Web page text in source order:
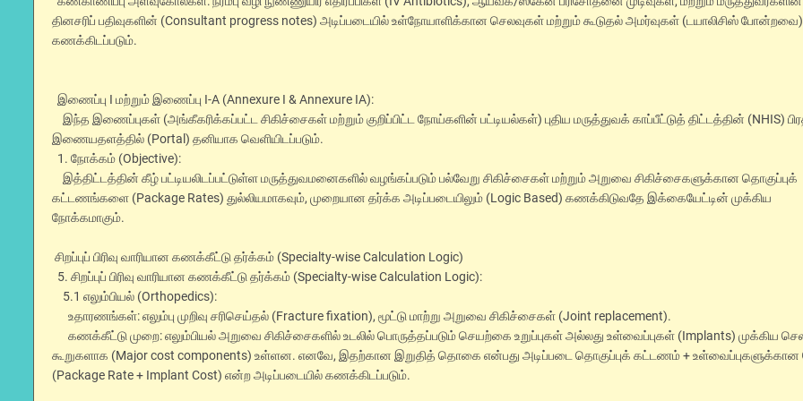
தினசரிப் பதிவுகளின் (Consultant progress notes) அடிப்படையில் உள்நோயாளிக்கான செலவுகள் மற்றும் கூடுதல் அமர்வுகள் (டயாலிசிஸ் போன்றவை)
கணக்கிடப்படும்.
இணைப்பு I மற்றும் இணைப்பு I-A (Annexure I & Annexure IA):
இந்த இணைப்புகள் (அங்கீகரிக்கப்பட்ட சிகிச்சைகள் மற்றும் குறிப்பிட்ட நோய்களின் பட்டியல்கள்) புதிய மருத்துவக் காப்பீட்டுத் திட்டத்தின் (NHIS)
இணையதளத்தில் (Portal) தனியாக வெளியிடப்படும்.
1. நோக்கம் (Objective):
இத்திட்டத்தின் கீழ் பட்டியலிடப்பட்டுள்ள மருத்துவமனைகளில் வழங்கப்படும் பல்வேறு சிகிச்சைகள் மற்றும் அறுவை சிகிச்சைகளுக்கான தொகுப்புக்
கட்டணங்களை (Package Rates) துல்லியமாகவும், முறையான தர்க்க அடிப்படையிலும் (Logic Based) கணக்கிடுவதே இக்கையேட்டின் முக்கிய
நோக்கமாகும்.
சிறப்புப் பிரிவு வாரியான கணக்கீட்டு தர்க்கம் (Specialty-wise Calculation Logic)
5. சிறப்புப் பிரிவு வாரியான கணக்கீட்டு தர்க்கம் (Specialty-wise Calculation Logic):
5.1 எலும்பியல் (Orthopedics):
உதாரணங்கள்: எலும்பு முறிவு சரிசெய்தல் (Fracture fixation), மூட்டு மாற்று அறுவை சிகிச்சைகள் (Joint replacement).
கணக்கீட்டு முறை: எலும்பியல் அறுவை சிகிச்சைகளில் உடலில் பொருத்தப்படும் செயற்கை உறுப்புகள் அல்லது உள்வைப்புகள் (Implants) முக்கிய
கூறுகளாக (Major cost components) உள்ளன. எனவே, இதற்கான இறுதித் தொகை என்பது அடிப்படை தொகுப்புக் கட்டணம் + உள்வைப்புகளுக்கான
(Package Rate + Implant Cost) என்ற அடிப்படையில் கணக்கிடப்படும்.